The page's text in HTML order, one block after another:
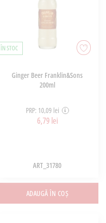
ÎN STOC
Ginger Beer Franklin&Sons
200ml
PRP: 10,09 lei
6,79 lei
ART_31780
ADAUGĂ ÎN COȘ